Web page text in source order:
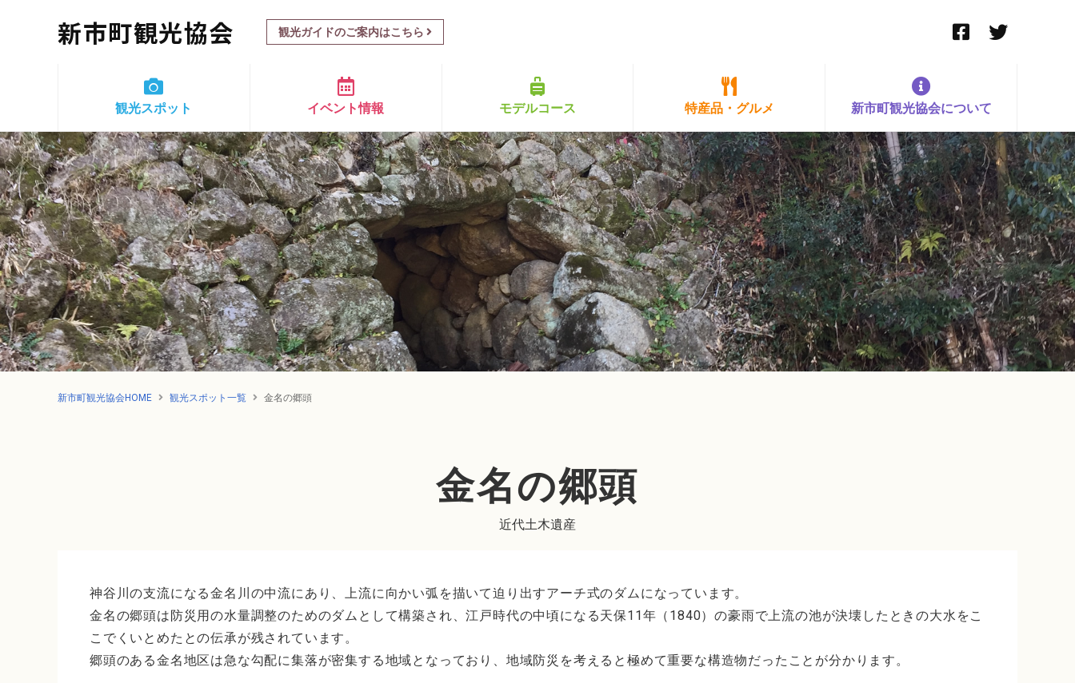
新市町観光協会 観光ガイドのご案内はこちら
観光スポット イベント情報 モデルコース 特産品・グルメ 新市町観光協会について
新市町観光協会HOME 観光スポット一覧 金名の郷頭
金名の郷頭
近代土木遺産
神谷川の支流になる金名川の中流にあり、上流に向かい弧を描いて迫り出すアーチ式のダムになっています。
金名の郷頭は防災用の水量調整のためのダムとして構築され、江戸時代の中頃になる天保11年（1840）の豪雨で上流の池が決壊したときの大水をこ
こでくいとめたとの伝承が残されています。
郷頭のある金名地区は急な勾配に集落が密集する地域となっており、地域防災を考えると極めて重要な構造物だったことが分かります。